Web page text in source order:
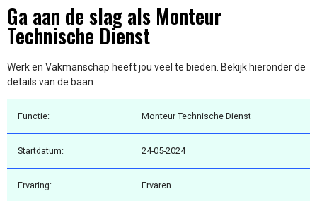
Ga aan de slag als Monteur
Technische Dienst
Werk en Vakmanschap heeft jou veel te bieden. Bekijk hieronder de
details van de baan
Functie: Monteur Technische Dienst
Startdatum: 24-05-2024
Ervaring: Ervaren